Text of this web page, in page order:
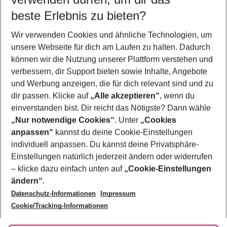
5-8 Nächte
2 Erwachsene Keine Kinder
Mehr Filter anzeigen
Footer
Footer navigation
Über uns
AGB
Bestpreisgarantie
Cookie-Einstellungen ändern
Cookie-Richtlinie
Agenturbetreuung
Barrierefreies Reisen
Folge uns
beste Erlebnis zu bieten?
Wir verwenden Cookies und ähnliche Technologien, um
unsere Webseite für dich am Laufen zu halten. Dadurch
können wir die Nutzung unserer Plattform verstehen und
verbessern, dir Support bieten sowie Inhalte, Angebote
und Werbung anzeigen, die für dich relevant sind und zu
dir passen. Klicke auf „Alle akzeptieren“, wenn du
einverstanden bist. Dir reicht das Nötigste? Dann wähle
„Nur notwendige Cookies“. Unter „Cookies
anpassen“ kannst du deine Cookie-Einstellungen
individuell anpassen. Du kannst deine Privatsphäre-
Einstellungen natürlich jederzeit ändern oder widerrufen
– klicke dazu einfach unten auf „Cookie-Einstellungen
ändern“.
Datenschutz-Informationen
Impressum
Cookie/Tracking-Informationen